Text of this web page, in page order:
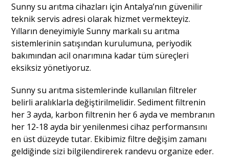
Sunny su arıtma cihazları için Antalya’nın güvenilir
teknik servis adresi olarak hizmet vermekteyiz.
Yılların deneyimiyle Sunny markalı su arıtma
sistemlerinin satışından kurulumuna, periyodik
bakımından acil onarımına kadar tüm süreçleri
eksiksiz yönetiyoruz.
Sunny su arıtma sistemlerinde kullanılan filtreler
belirli aralıklarla değiştirilmelidir. Sediment filtrenin
her 3 ayda, karbon filtrenin her 6 ayda ve membranın
her 12-18 ayda bir yenilenmesi cihaz performansını
en üst düzeyde tutar. Ekibimiz filtre değişim zamanı
geldiğinde sizi bilgilendirerek randevu organize eder.